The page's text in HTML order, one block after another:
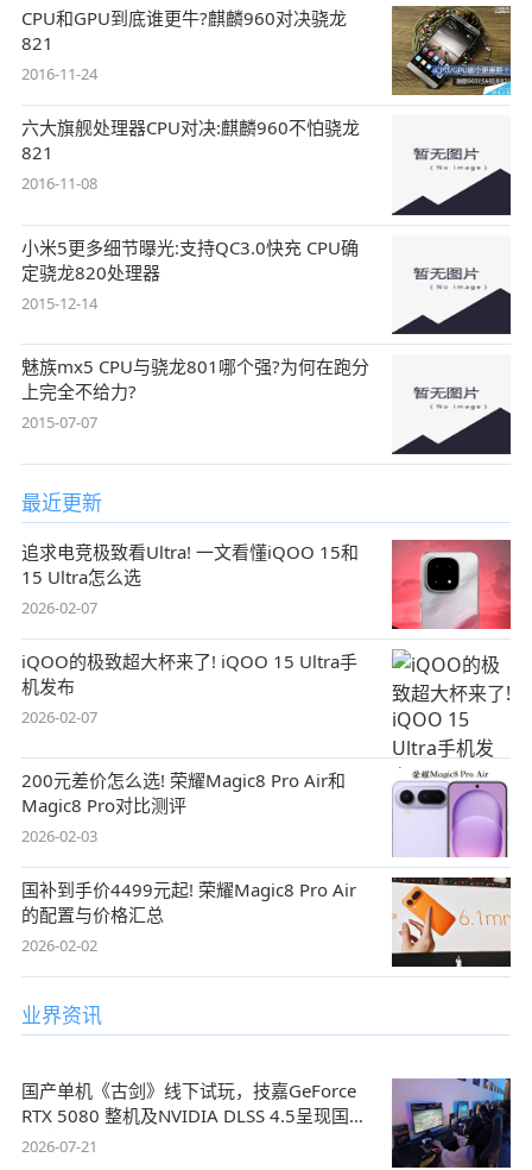
CPU和GPU到底谁更牛?麒麟960对决骁龙
821
2016-11-24
六大旗舰处理器CPU对决:麒麟960不怕骁龙
821
2016-11-08
小米5更多细节曝光:支持QC3.0快充 CPU确
定骁龙820处理器
2015-12-14
魅族mx5 CPU与骁龙801哪个强?为何在跑分
上完全不给力?
2015-07-07
最近更新
追求电竞极致看Ultra! 一文看懂iQOO 15和
15 Ultra怎么选
2026-02-07
iQOO的极致超大杯来了! iQOO 15 Ultra手
机发布
2026-02-07
200元差价怎么选! 荣耀Magic8 Pro Air和
Magic8 Pro对比测评
2026-02-03
国补到手价4499元起! 荣耀Magic8 Pro Air
的配置与价格汇总
2026-02-02
业界资讯
国产单机《古剑》线下试玩，技嘉GeForce
RTX 5080 整机及NVIDIA DLSS 4.5呈现国风
盛宴
2026-07-21